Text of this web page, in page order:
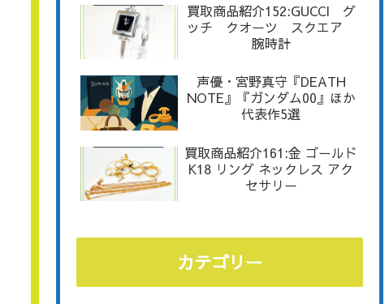
買取商品紹介152:GUCCI グ
ッチ クオーツ スクエア
腕時計
声優・宮野真守『DEATH
NOTE』『ガンダム00』ほか
代表作5選
買取商品紹介161:金 ゴールド
K18 リング ネックレス アク
セサリー
カテゴリー